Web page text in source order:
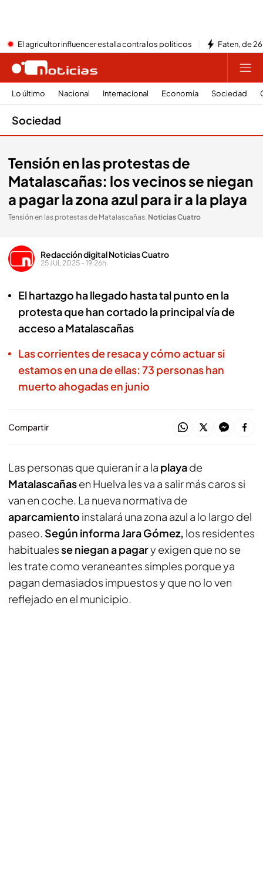
El agricultor influencer estalla contra los políticos Faten, de
Lo último Nacional Internacional Economía Sociedad
Sociedad
Tensión en las protestas de
Matalascañas: los vecinos se niegan
a pagar la zona azul para ir a la playa
Tensión en las protestas de Matalascañas. Noticias Cuatro
Redacción digital Noticias Cuatro
25 JUL 2025 - 19:26h.
El hartazgo ha llegado hasta tal punto en la
protesta que han cortado la principal vía de
acceso a Matalascañas
Las corrientes de resaca y cómo actuar si
estamos en una de ellas: 73 personas han
muerto ahogadas en junio
Compartir
Las personas que quieran ir a la playade
Matalascañasen Huelva les va a salir más caros si
van en coche. La nueva normativa de
aparcamiento instalará una zona azul a lo largo del
paseo. Según informa Jara Gómez, los residentes
habitualesse niegan a pagary exigen que no se
les trate como veraneantes simples porque ya
pagan demasiados impuestos y que no lo ven
reflejado en el municipio.